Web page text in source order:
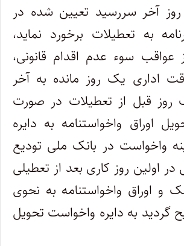
آخر سررسید تعیین شده در
به تعطیلات برخورد نماید،
عواقب سوء عدم اقدام قانونی،
اداری یک روز مانده به آخر
روز قبل از تعطیلات در صورت
اوراق واخواستنامه به دایره
واخواست در بانک ملی تودیع
اولین روز کاری بعد از تعطیلی
و اوراق واخواستنامه به نحوی
گردید به دایره واخواست تحویل